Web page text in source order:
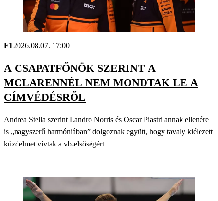
F1 2026.08.07. 17:00
A CSAPATFŐNÖK SZERINT A
MCLARENNÉL NEM MONDTAK LE A
CÍMVÉDÉSRŐL
Andrea Stella szerint Landro Norris és Oscar Piastri annak ellenére
is „nagyszerű harmóniában” dolgoznak együtt, hogy tavaly kiélezett
küzdelmet vívtak a vb-elsőségért.